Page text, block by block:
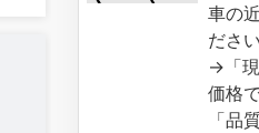
車の
ださ
→「
価格
「品